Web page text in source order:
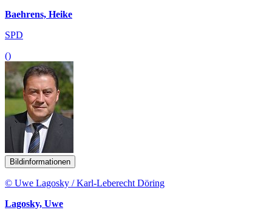
Baehrens, Heike
SPD
()
Bildinformationen
© Uwe Lagosky / Karl-Leberecht Döring
Lagosky, Uwe